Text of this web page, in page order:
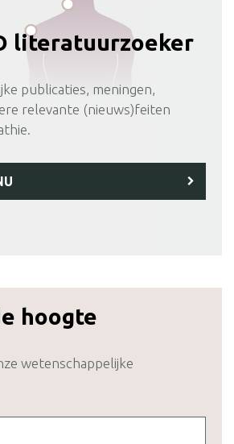
literatuurzoeker
publicaties, meningen,
relevante (nieuws)feiten
hoogte
wetenschappelijke